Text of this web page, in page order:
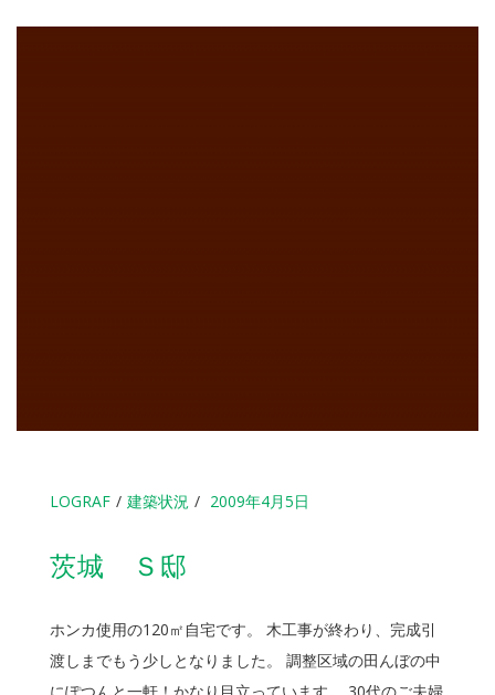
LOGRAF 建築状況 2009年4月5日
茨城 Ｓ邸
ホンカ使用の120㎡自宅です。 木工事が終わり、完成引
渡しまでもう少しとなりました。 調整区域の田んぼの中